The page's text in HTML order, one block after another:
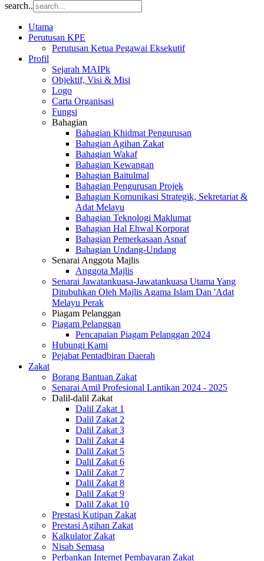
search..
Utama
Perutusan KPE
Perutusan Ketua Pegawai Eksekutif
Profil
Sejarah MAIPk
Objektif, Visi & Misi
Logo
Carta Organisasi
Fungsi
Bahagian
Bahagian Khidmat Pengurusan
Bahagian Agihan Zakat
Bahagian Wakaf
Bahagian Kewangan
Bahagian Baitulmal
Bahagian Pengurusan Projek
Bahagian Komunikasi Strategik, Sekretariat &
Adat Melayu
Bahagian Teknologi Maklumat
Bahagian Hal Ehwal Korporat
Bahagian Pemerkasaan Asnaf
Bahagian Undang-Undang
Senarai Anggota Majlis
Anggota Majlis
Senarai Jawatankuasa-Jawatankuasa Utama Yang
Ditubuhkan Oleh Majlis Agama Islam Dan 'Adat
Melayu Perak
Piagam Pelanggan
Piagam Pelanggan
Pencapaian Piagam Pelanggan 2024
Hubungi Kami
Pejabat Pentadbiran Daerah
Zakat
Borang Bantuan Zakat
Senarai Amil Profesional Lantikan 2024 - 2025
Dalil-dalil Zakat
Dalil Zakat 1
Dalil Zakat 2
Dalil Zakat 3
Dalil Zakat 4
Dalil Zakat 5
Dalil Zakat 6
Dalil Zakat 7
Dalil Zakat 8
Dalil Zakat 9
Dalil Zakat 10
Prestasi Kutipan Zakat
Prestasi Agihan Zakat
Kalkulator Zakat
Nisab Semasa
Perbankan Internet Pembayaran Zakat